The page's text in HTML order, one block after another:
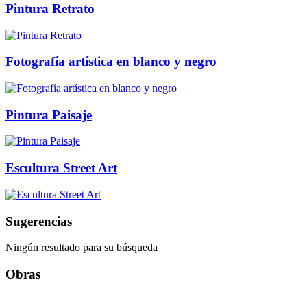
Pintura Retrato
Fotografía artística en blanco y negro
Pintura Paisaje
Escultura Street Art
Sugerencias
Ningún resultado para su búsqueda
Obras